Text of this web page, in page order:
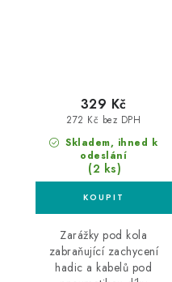
Skladem, ihned k
odeslání
(2 ks)
272 Kč bez DPH
329 Kč
Zarážky pod kola
zabraňující zachycení
hadic a kabelů pod